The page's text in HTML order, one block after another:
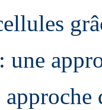
une